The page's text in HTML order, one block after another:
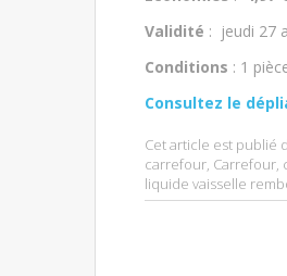
Validité : jeudi 27
Conditions : 1
Consultez le
Cet article est publié
carrefour, Carrefour,
liquide vaisselle